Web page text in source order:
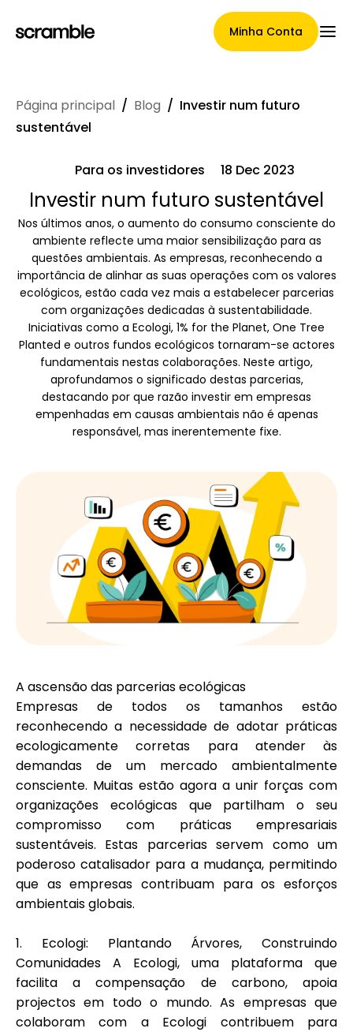
Minha Conta
Termos de cessão de
reclamações
Galeria de Marcas
Seleção de Marca
Calculadoras
Histórico de Rondas
Blog
Contacte-nos
Ajuda
Minha Conta
Obter Financiamento
ask@scrambleup.com
+372 712 2955
Página principal / Blog / Investir num futuro
sustentável
Para os investidores 18 Dec 2023
Investir num futuro sustentável
Nos últimos anos, o aumento do consumo consciente do
ambiente reflecte uma maior sensibilização para as
questões ambientais. As empresas, reconhecendo a
importância de alinhar as suas operações com os valores
ecológicos, estão cada vez mais a estabelecer parcerias
com organizações dedicadas à sustentabilidade.
Iniciativas como a Ecologi, 1% for the Planet, One Tree
Planted e outros fundos ecológicos tornaram-se actores
fundamentais nestas colaborações. Neste artigo,
aprofundamos o significado destas parcerias,
destacando por que razão investir em empresas
empenhadas em causas ambientais não é apenas
responsável, mas inerentemente fixe.
A ascensão das parcerias ecológicas
Empresas de todos os tamanhos estão
reconhecendo a necessidade de adotar práticas
ecologicamente corretas para atender às
demandas de um mercado ambientalmente
consciente. Muitas estão agora a unir forças com
organizações ecológicas que partilham o seu
compromisso com práticas empresariais
sustentáveis. Estas parcerias servem como um
poderoso catalisador para a mudança, permitindo
que as empresas contribuam para os esforços
ambientais globais.
1. Ecologi: Plantando Árvores, Construindo
Comunidades A Ecologi, uma plataforma que
facilita a compensação de carbono, apoia
projectos em todo o mundo. As empresas que
colaboram com a Ecologi contribuem para